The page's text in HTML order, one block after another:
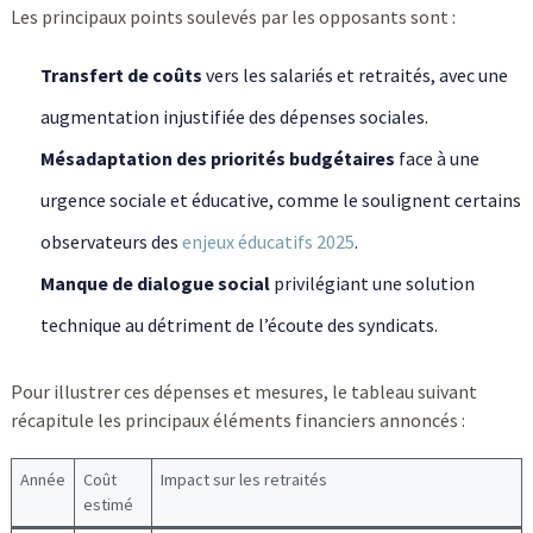
Les principaux points soulevés par les opposants sont :
Transfert de coûts vers les salariés et retraités, avec une
augmentation injustifiée des dépenses sociales.
Mésadaptation des priorités budgétaires face à une
urgence sociale et éducative, comme le soulignent certains
observateurs des enjeux éducatifs 2025.
Manque de dialogue socialprivilégiant une solution
technique au détriment de l’écoute des syndicats.
Pour illustrer ces dépenses et mesures, le tableau suivant
récapitule les principaux éléments financiers annoncés :
Année
Coût
estimé
Impact sur les retraités